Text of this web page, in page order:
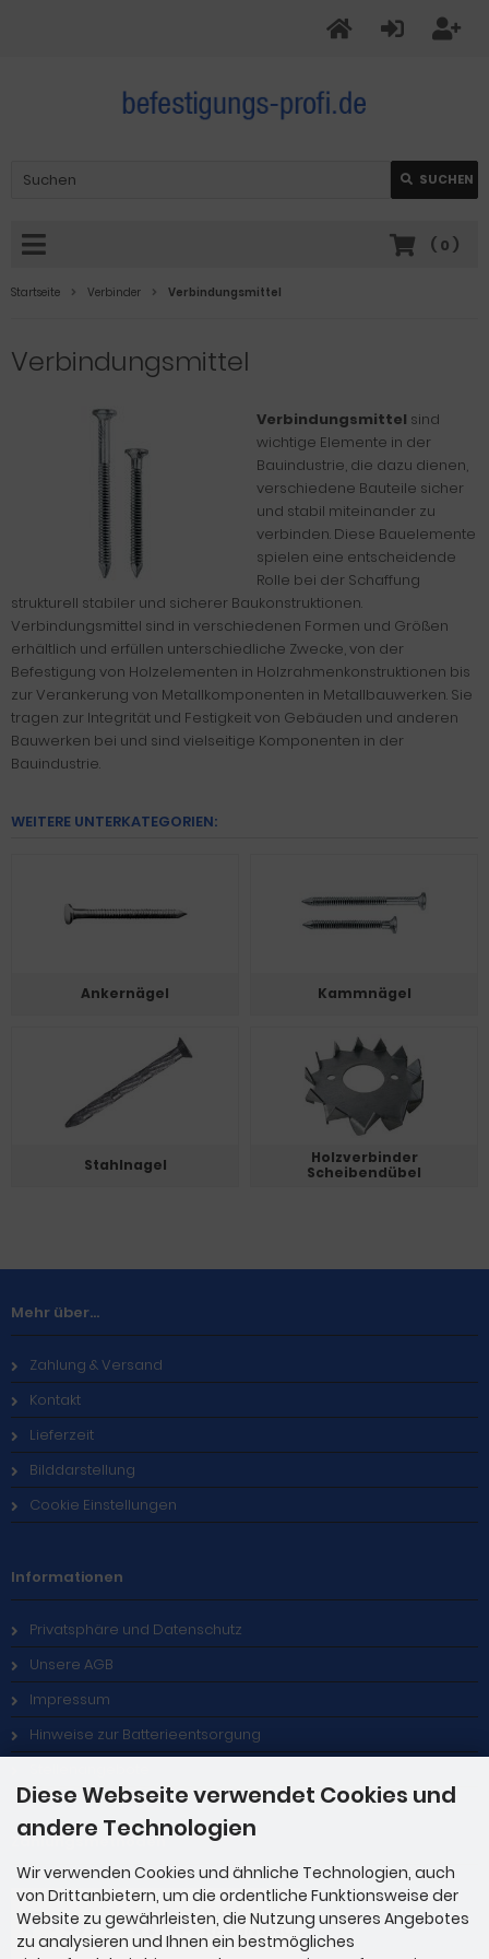
SUCHEN
( 0 )
Startseite Verbinder Verbindungsmittel
Verbindungsmittel
Verbindungsmittel sind
wichtige Elemente in der
Bauindustrie, die dazu dienen,
verschiedene Bauteile sicher
und stabil miteinander zu
verbinden. Diese Bauelemente
spielen eine entscheidende
Rolle bei der Schaffung
strukturell stabiler und sicherer Baukonstruktionen.
Verbindungsmittel sind in verschiedenen Formen und Größen
erhältlich und erfüllen unterschiedliche Zwecke, von der
Befestigung von Holzelementen in Holzrahmenkonstruktionen bis
zur Verankerung von Metallkomponenten in Metallbauwerken. Sie
tragen zur Integrität und Festigkeit von Gebäuden und anderen
Bauwerken bei und sind vielseitige Komponenten in der
Bauindustrie.
WEITERE UNTERKATEGORIEN:
Ankernägel Kammnägel
Stahlnagel
Holzverbinder
Scheibendübel
Mehr über...
Zahlung & Versand
Kontakt
Lieferzeit
Bilddarstellung
Cookie Einstellungen
Informationen
Privatsphäre und Datenschutz
Unsere AGB
Impressum
Hinweise zur Batterieentsorgung
Zahlungsmethoden
Diese Webseite verwendet Cookies und
andere Technologien
Wir verwenden Cookies und ähnliche Technologien, auch
von Drittanbietern, um die ordentliche Funktionsweise der
Website zu gewährleisten, die Nutzung unseres Angebotes
zu analysieren und Ihnen ein bestmögliches